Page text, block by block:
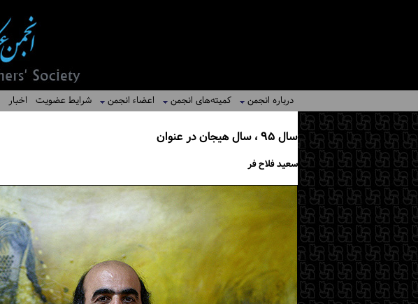
درباره انجمن کمیته‌های انجمن اعضاء انجمن شرایط عضویت اخبار
سال ۹۵ ، سال هیجان در عنوان
سعید فلاح فر